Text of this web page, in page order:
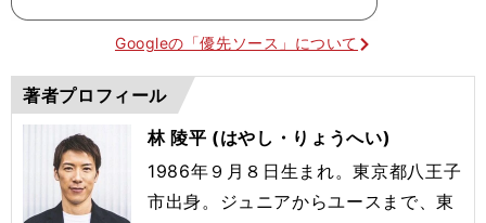
Googleの「優先ソース」について
著者プロフィール
林 陵平 (はやし・りょうへい)
1986年９月８日生まれ。東京都八王子
市出身。ジュニアからユースまで、東